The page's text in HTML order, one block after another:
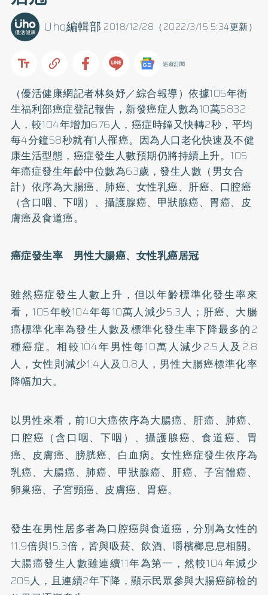
2018/12/28（2022/3/15 5:34更新）
Uho編輯部
追蹤訂閱
（優活健康網記者林奐妤／綜合報導）依據105年衛
生福利部癌症登記報告，新發癌症人數為10萬5832
人，較104年增加676人，癌症時鐘又快轉2秒，平均
每4分鐘58秒就有1人罹癌。因為人口老化快速及不健
康生活型態，癌症發生人數預期仍將持續上升。105
年癌症發生年齡中位數為63歲，發生人數（男女合
計）依序為大腸癌、肺癌、女性乳癌、肝癌、 口腔癌
（含口咽、下咽）、攝護腺癌、甲狀腺癌、胃癌、皮
膚癌及食道癌。
癌症發生率 男性大腸癌、女性乳癌居冠
雖然癌症發生人數上升，但以年齡標準化發生率來
看，105年較104年每10萬人減少5.3人；肝癌、大腸
癌標準化率為發生人數及標準化發生率下降最多的2
種癌症。相較104年男性每10萬人減少2.5人及2.8
人，女性則減少1.4人及0.8人，男性大腸癌標準化率
降幅加大。
以男性來看，前10大癌依序為大腸癌、肝癌、肺癌、
口腔癌（含口咽、下咽）、攝護腺癌、食道癌、胃
癌、皮膚癌、膀胱癌、白血病。女性癌症發生依序為
乳癌、大腸癌、肺癌、甲狀腺癌、肝癌、子宮體癌、
卵巢癌、 子宮頸癌、皮膚癌、胃癌。
發生在男性居多者為口腔癌與食道癌，分別為女性的
11.9倍與15.3倍，皆與吸菸、飲酒、嚼檳榔息息相關。
大腸癌發生人數雖連續11年為第一，然較104年減少
205人，且連續2年下降，顯示民眾參與大腸癌篩檢的